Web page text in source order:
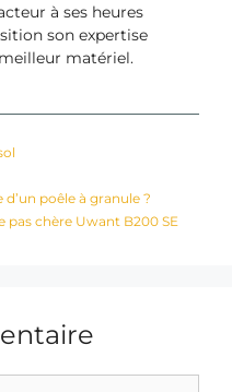
à ses heures
son expertise
matériel.
poêle à granule ?
pas chère Uwant B200 SE